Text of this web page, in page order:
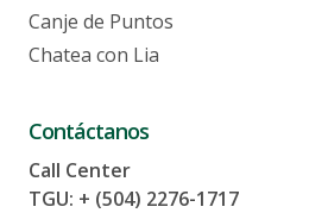
Canje de Puntos
Chatea con Lia
Contáctanos
Call Center
TGU: + (504) 2276-1717